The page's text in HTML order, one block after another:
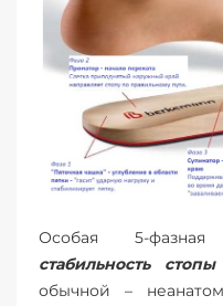
Особая 5-фазная
стабильность
обычной –